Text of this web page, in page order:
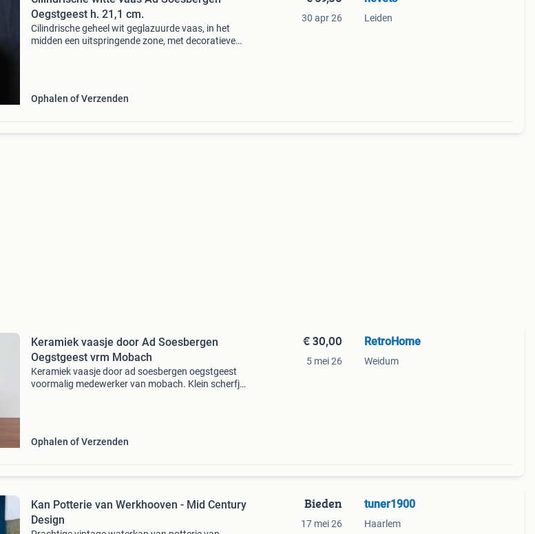
Oegstgeest h. 21,1 cm.
Cilindrische geheel wit geglazuurde vaas, in het
midden een uitspringende zone, met decoratieve
Ophalen of Verzenden
30 apr 26 Leiden
Keramiek vaasje door Ad Soesbergen
Oegstgeest vrm Mobach
Keramiek vaasje door ad soesbergen oegstgeest
voormalig medewerker van mobach. Klein scherfje
Ophalen of Verzenden
€ 30,00
5 mei 26
RetroHome
Weidum
Kan Potterie van Werkhooven - Mid Century
Design
Bieden
17 mei 26
tuner1900
Haarlem